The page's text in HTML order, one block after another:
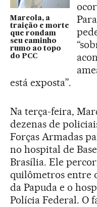
Marcola, a
traição e morte
que rondam
seu caminho
rumo ao topo
do PCC
está exposta”.
Na terça-feira,
dezenas de
Forças Armadas
no hospital de
Brasília. Ele
quilômetros entre
da Papuda e o
Polícia Federal. O